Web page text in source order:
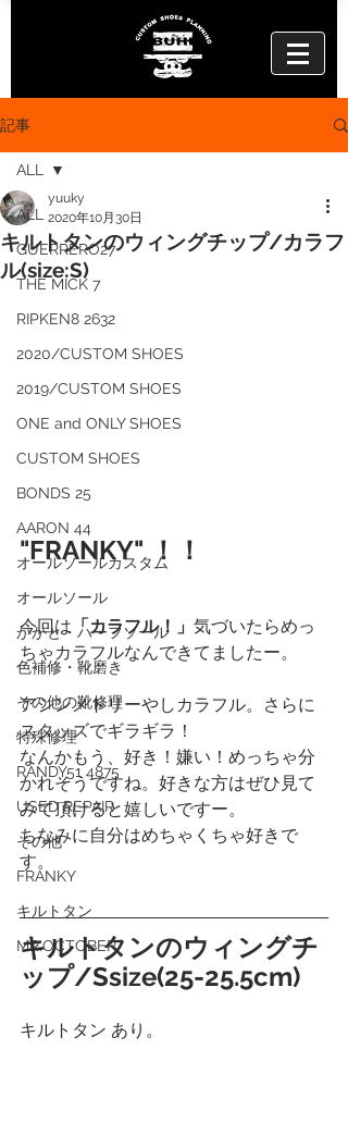
記事
ALL
GUERRERO27
THE MICK 7
RIPKEN8 2632
2020/CUSTOM SHOES
2019/CUSTOM SHOES
ONE and ONLY SHOES
CUSTOM SHOES
BONDS 25
AARON 44
オールソールカスタム
オールソール
かかと・ハーフソール
色補修・靴磨き
その他の靴修理
特殊修理
RANDY51 4875
USED REPAIR
その他
FRANKY
キルトタン
MR.OCTOBER
ALL
キルトタンのウィングチップ/カラフ
ル(size:S)
yuuky
2020年10月30日
"FRANKY" ！！
今回は 「カラフル！」 気づいたらめっ
ちゃカラフルなんできてましたー。
アシンメトリーやしカラフル。さらに
スタッズでギラギラ！
なんかもう、好き！嫌い！めっちゃ分
かれそうですね。好きな方はぜひ見て
みて頂けると嬉しいですー。
ちなみに自分はめちゃくちゃ好きで
す。
キルトタンのウィングチ
ップ/Ssize(25-25.5cm)
キルトタン あり。